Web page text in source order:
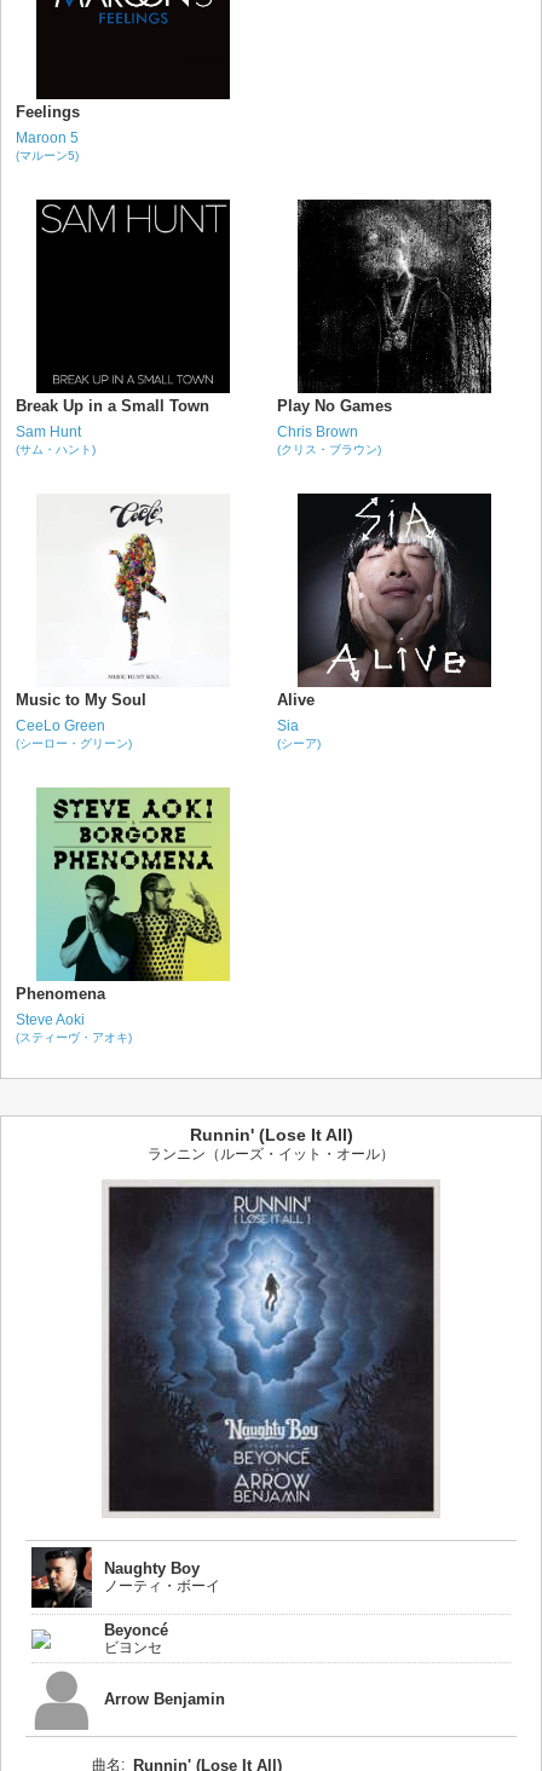
Feelings
Maroon 5
(マルーン5)
Break Up in a Small Town
Sam Hunt
(サム・ハント)
Play No Games
Chris Brown
(クリス・ブラウン)
Music to My Soul
CeeLo Green
(シーロー・グリーン)
Alive
Sia
(シーア)
Phenomena
Steve Aoki
(スティーヴ・アオキ)
Runnin' (Lose It All)
ランニン（ルーズ・イット・オール）
Naughty Boy
ノーティ・ボーイ
Beyoncé
ビヨンセ
Arrow Benjamin
曲名: Runnin' (Lose It All)